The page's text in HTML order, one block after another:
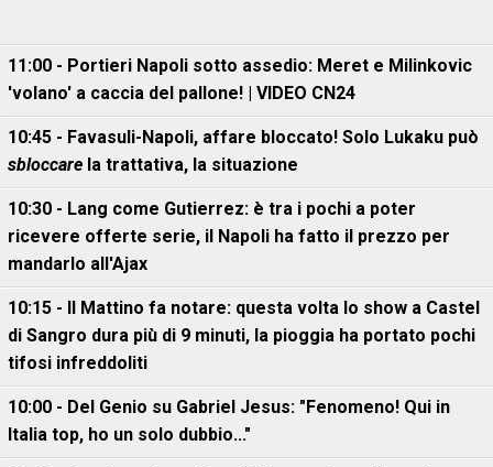
11:00 - Portieri Napoli sotto assedio: Meret e Milinkovic
'volano' a caccia del pallone! | VIDEO CN24
10:45 - Favasuli-Napoli, affare bloccato! Solo Lukaku può
sbloccare la trattativa, la situazione
10:30 - Lang come Gutierrez: è tra i pochi a poter
ricevere offerte serie, il Napoli ha fatto il prezzo per
mandarlo all'Ajax
10:15 - Il Mattino fa notare: questa volta lo show a Castel
di Sangro dura più di 9 minuti, la pioggia ha portato pochi
tifosi infreddoliti
10:00 - Del Genio su Gabriel Jesus: "Fenomeno! Qui in
Italia top, ho un solo dubbio..."